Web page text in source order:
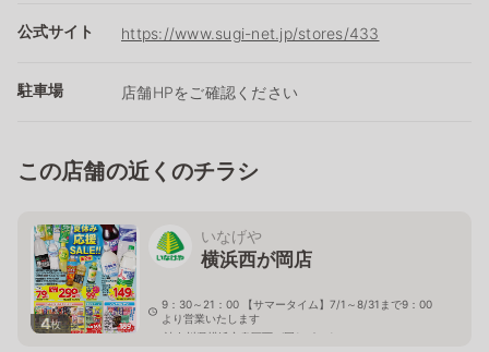
公式サイト https://www.sugi-net.jp/stores/433
駐車場 店舗HPをご確認ください
この店舗の近くのチラシ
4枚
いなげや
横浜西が岡店
9：30～21：00 【サマータイム】7/1～8/31まで9：00
より営業いたします
神奈川県横浜市泉区西が岡1－2－1